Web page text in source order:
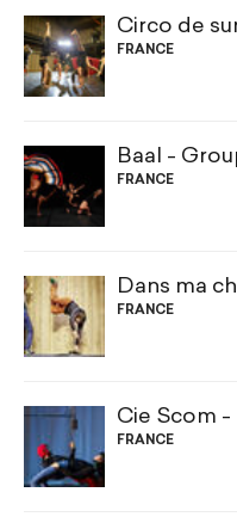
Circo de
FRANCE
Baal -
FRANCE
Dans ma
FRANCE
Cie Scom
FRANCE